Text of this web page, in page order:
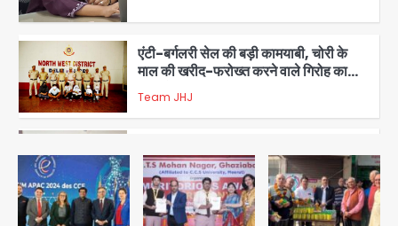
2
3
सरकारी भर्ती परीक्षाओं में नकल कराने वाले
अंतरराज्यीय गिरोह का भंडाफोड़, मास्टरमाइंड
समेत 7 गिरफ्तार
Team JHJ
4
आॅपरेशन ह्यप्रहारह्ण : 72 घंटे में उत्तर-पश्चिम
जिला पुलिस का बड़ा एक्शन
Team JHJ